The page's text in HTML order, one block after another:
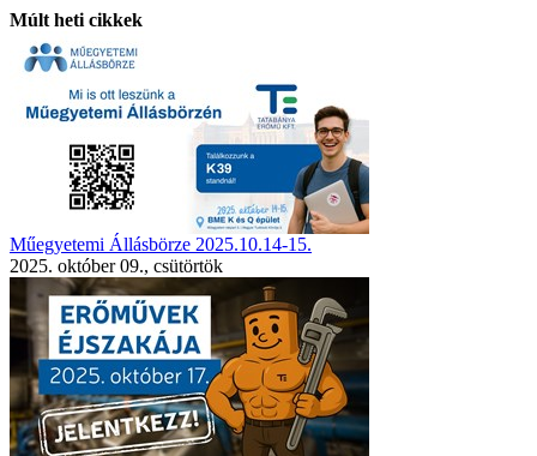
Múlt heti cikkek
Műegyetemi Állásbörze 2025.10.14-15.
2025. október 09., csütörtök